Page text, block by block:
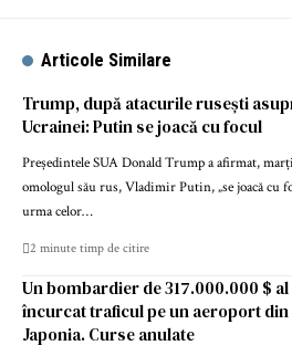
Articole Similare
Trump, după atacurile rusești
Ucrainei: Putin se joacă cu focul
Președintele SUA Donald Trump a afirmat,
omologul său rus, Vladimir Putin, „se joacă cu
urma celor…
2 minute timp de citire
Un bombardier de 317.000.000 $ al
încurcat traficul pe un aeroport din
Japonia. Curse anulate